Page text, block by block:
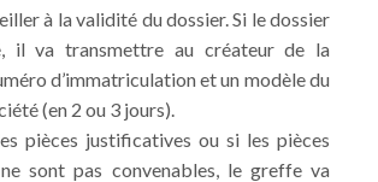
à la validité du dossier. Si le dossier
il va transmettre au créateur de la
d’immatriculation et un modèle du
(en 2 ou 3 jours).
pièces justificatives ou si les pièces
sont pas convenables, le greffe va